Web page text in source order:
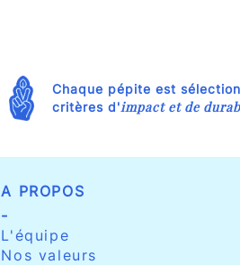
Chaque pépite est
critères d'impact et de
A PROPOS
-
L'équipe
Nos valeurs